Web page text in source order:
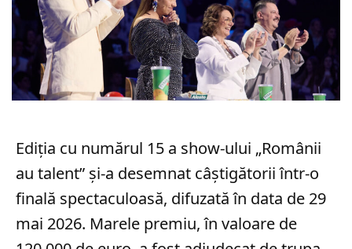
Ediția cu numărul 15 a show-ului „Românii
au talent” și-a desemnat câștigătorii într-o
finală spectaculoasă, difuzată în data de 29
mai 2026. Marele premiu, în valoare de